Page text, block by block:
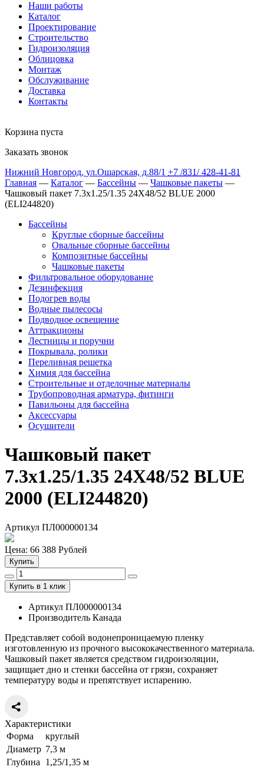
Наши работы
Каталог
Проектирование
Строительство
Гидроизоляция
Облицовка
Монтаж
Обслуживание
Доставка
Контакты
Корзина пуста
Заказать звонок
Нижний Новгород, ул.Ошарская, д.88/1 +7 /831/428-41-81
Главная — Каталог — Бассейны — Чашковые пакеты —
Чашковый пакет 7.3х1.25/1.35 24X48/52 BLUE 2000
(ELI244820)
Бассейны
Круглые сборные бассейны
Овальные сборные бассейны
Композитные бассейны
Чашковые пакеты
Фильтровальное оборудование
Дезинфекция
Подогрев воды
Водные пылесосы
Подводное освещение
Аттракционы
Лестницы и поручни
Покрывала, ролики
Переливная решетка
Химия для бассейна
Строительные и отделочные материалы
Трубопроводная арматура, фитинги
Павильоны для бассейна
Аксессуары
Осушители
Чашковый пакет
7.3х1.25/1.35 24X48/52 BLUE
2000 (ELI244820)
Артикул ПЛ000000134
Цена: 66 388 Рублей
Купить
Купить в 1 клик
Артикул ПЛ000000134
Производитель Канада
Представляет собой водонепроницаемую пленку
изготовленную из прочного высококачественного материала.
Чашковый пакет является средством гидроизоляции,
защищает дно и стенки бассейна от грязи, сохраняет
температуру воды и препятствует испарению.
Характеристики
Форма
круглый
Диаметр 7,3 м
Глубина
1,25/1,35 м